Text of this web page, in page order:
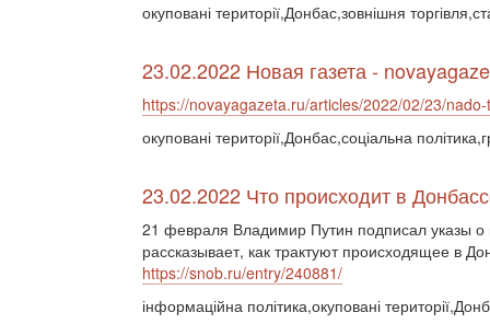
окуповані території,Донбас,зовнішня
23.02.2022 Новая газета -
https://novayagazeta.ru/articles/2022/02/23/
окуповані території,Донбас,соціальна
23.02.2022 Что происходит в
21 февраля Владимир Путин подписал указы
рассказывает, как трактуют происходящее в
https://snob.ru/entry/240881/
інформаційна політика,окуповані